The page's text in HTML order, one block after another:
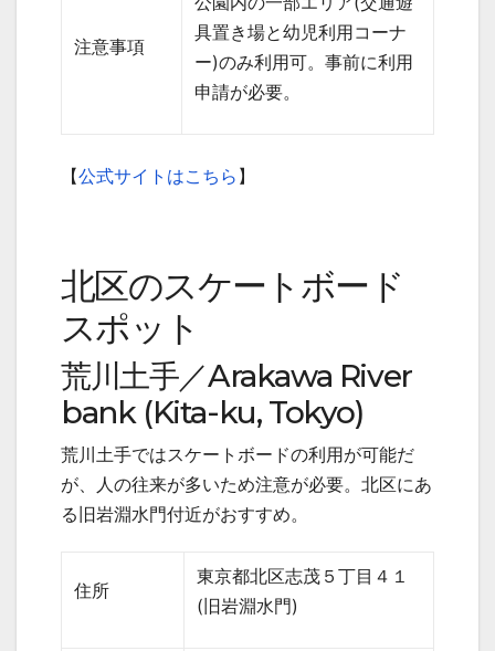
注意事項
具置き場と幼児利用コーナ
ー)のみ利用可。事前に利用
申請が必要。
【公式サイトはこちら 】
北区のスケートボード
スポット
荒川土手／Arakawa River
bank (Kita-ku, Tokyo)
荒川土手ではスケートボードの利用が可能だ
が、人の往来が多いため注意が必要。北区にあ
る旧岩淵水門付近がおすすめ。
住所
東京都北区志茂５丁目４１
( 旧岩淵水門)